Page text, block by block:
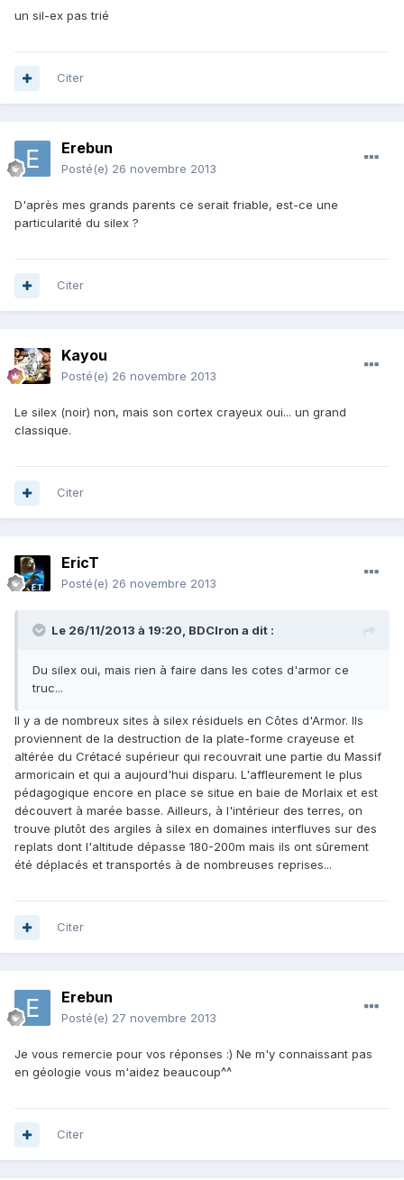
un sil-ex pas trié
Citer
Erebun
Posté(e) 26 novembre 2013
D'après mes grands parents ce serait friable, est-ce une
particularité du silex ?
Citer
Kayou
Posté(e) 26 novembre 2013
Le silex (noir) non, mais son cortex crayeux oui... un grand
classique.
Citer
EricT
Posté(e) 26 novembre 2013
Le 26/11/2013 à 19:20, BDCIron a dit :
Du silex oui, mais rien à faire dans les cotes d'armor ce
truc...
Il y a de nombreux sites à silex résiduels en Côtes d'Armor. Ils
proviennent de la destruction de la plate-forme crayeuse et
altérée du Crétacé supérieur qui recouvrait une partie du Massif
armoricain et qui a aujourd'hui disparu. L'affleurement le plus
pédagogique encore en place se situe en baie de Morlaix et est
découvert à marée basse. Ailleurs, à l'intérieur des terres, on
trouve plutôt des argiles à silex en domaines interfluves sur des
replats dont l'altitude dépasse 180-200m mais ils ont sûrement
été déplacés et transportés à de nombreuses reprises...
Citer
Erebun
Posté(e) 27 novembre 2013
Je vous remercie pour vos réponses :) Ne m'y connaissant pas
en géologie vous m'aidez beaucoup^^
Citer